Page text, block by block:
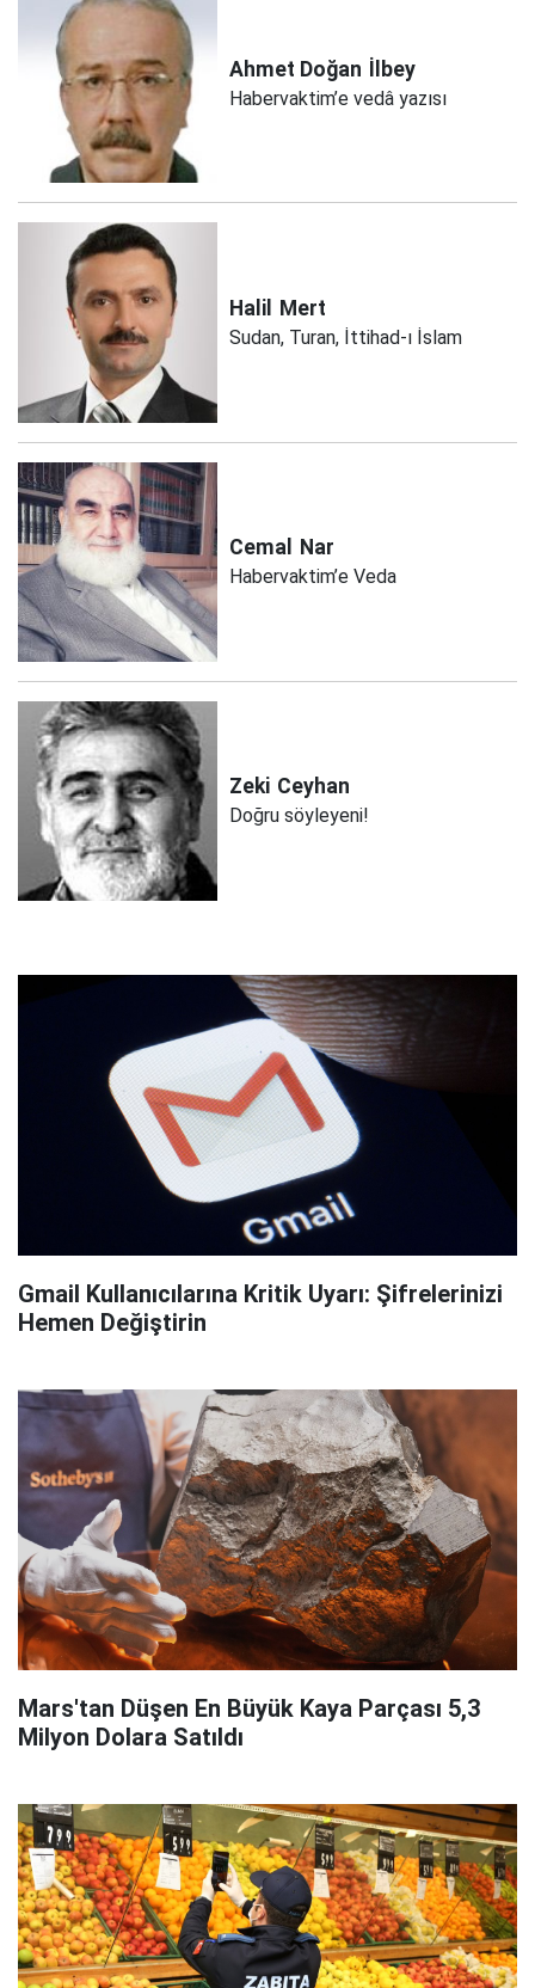
Ahmet Doğan İlbey
Habervaktim’e vedâ yazısı
Halil Mert
Sudan, Turan, İttihad-ı İslam
Cemal Nar
Habervaktim’e Veda
Zeki Ceyhan
Doğru söyleyeni!
Gmail Kullanıcılarına Kritik Uyarı: Şifrelerinizi
Hemen Değiştirin
Mars'tan Düşen En Büyük Kaya Parçası 5,3
Milyon Dolara Satıldı